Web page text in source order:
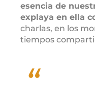
esencia de
explaya en ella
charlas, en los
tiempos